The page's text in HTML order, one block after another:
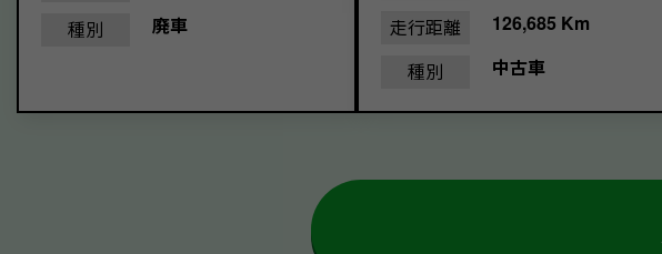
種別
廃車
走行距離
126,685 Km
種別
中古車